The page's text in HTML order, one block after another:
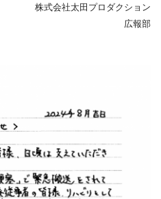
株式会社太田プロダクション
広報部